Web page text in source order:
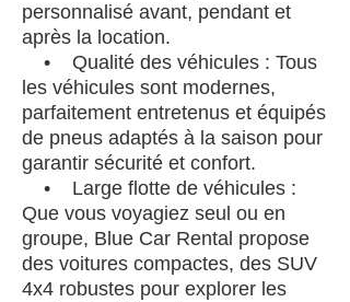
personnalisé avant, pendant et
après la location.
• Qualité des véhicules : Tous
les véhicules sont modernes,
parfaitement entretenus et équipés
de pneus adaptés à la saison pour
garantir sécurité et confort.
• Large flotte de véhicules :
Que vous voyagiez seul ou en
groupe, Blue Car Rental propose
des voitures compactes, des SUV
4x4 robustes pour explorer les